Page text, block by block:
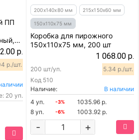
ПП
р.
р./шт.
20 уп.
200х140х80 мм 215х150х60 мм
150х110х75 мм
Коробка для пирожного
150х110х75 мм, 200 шт
1 068.00 р.
Код 510
200 шт/уп. 5.34 р./шт.
Наличие:
В наличии
4 уп.
-3%
1035.96 р.
8 уп.
-6% 1003.92 р.
+
-